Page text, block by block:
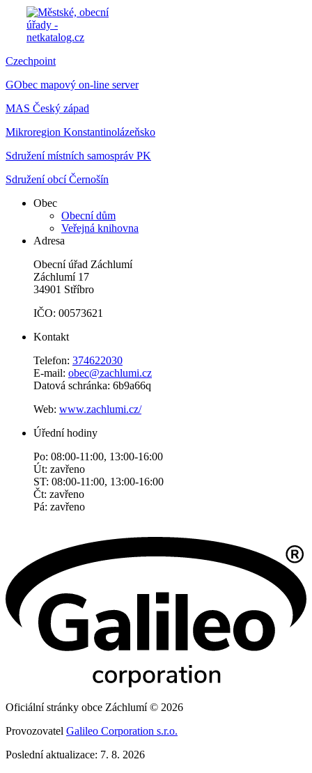
Czechpoint
GObec mapový on-line server
MAS Český západ
Mikroregion Konstantinolázeňsko
Sdružení místních samospráv PK
Sdružení obcí Černošín
Obec
Obecní dům
Veřejná knihovna
Adresa
Obecní úřad Záchlumí
Záchlumí 17
34901 Stříbro
IČO: 00573621
Kontakt
Telefon: 374622030
E-mail: obec@zachlumi.cz
Datová schránka: 6b9a66q
Web: www.zachlumi.cz/
Úřední hodiny
Po: 08:00-11:00, 13:00-16:00
Út: zavřeno
ST: 08:00-11:00, 13:00-16:00
Čt: zavřeno
Pá: zavřeno
Oficiální stránky obce Záchlumí © 2026
Provozovatel Galileo Corporation s.r.o.
Poslední aktualizace: 7. 8. 2026